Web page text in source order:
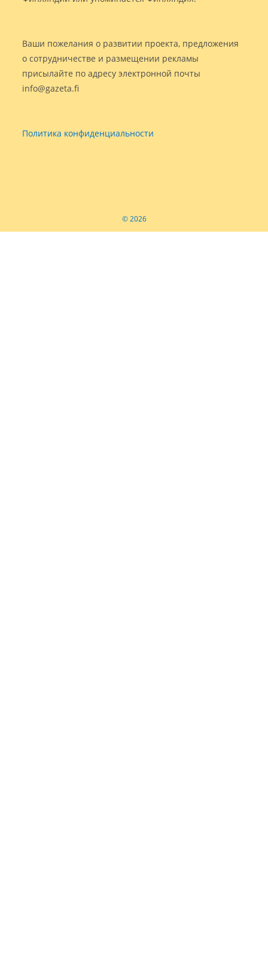
Ваши пожелания о развитии проекта, предложения
о сотрудничестве и размещении рекламы
присылайте по адресу электронной почты
info@gazeta.fi
Политика конфиденциальности
© 2026